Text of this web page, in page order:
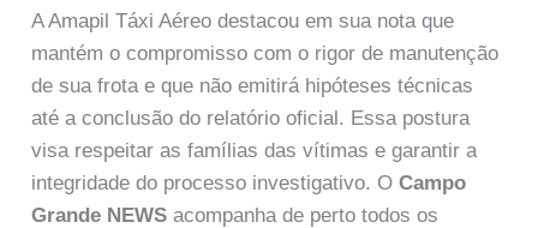
A Amapil Táxi Aéreo destacou em sua nota que
mantém o compromisso com o rigor de manutenção
de sua frota e que não emitirá hipóteses técnicas
até a conclusão do relatório oficial. Essa postura
visa respeitar as famílias das vítimas e garantir a
integridade do processo investigativo. OCampo
Grande NEWS acompanha de perto todos os